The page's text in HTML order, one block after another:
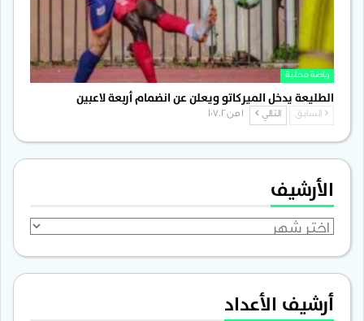
رياضة محلية
الطليعة يدخل الميركاتو ويعلن عن انضمام أربعة لاعبين
السابق التالي
الأرشيف
الأرشيف
أرشيف الأعداد